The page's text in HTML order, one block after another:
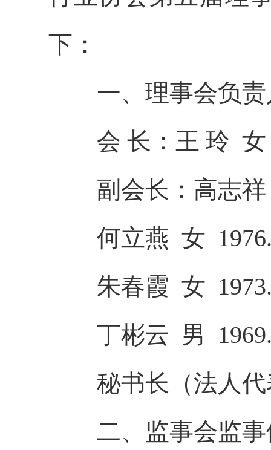
下：
一、理事会负责
会 长：王 玲 女
副会长：高志祥
何立燕 女
朱春霞 女
丁彬云 男
秘书长（法人代
二、监事会监事